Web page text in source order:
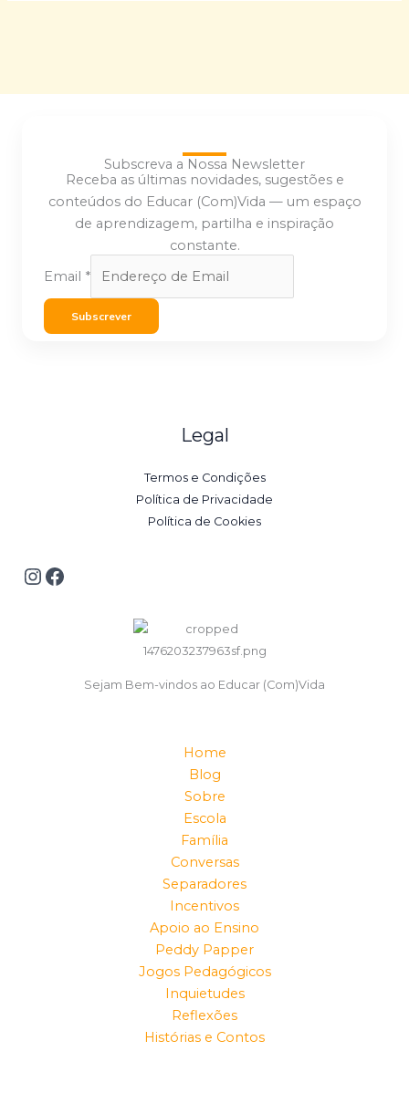
Subscreva a Nossa Newsletter
Receba as últimas novidades, sugestões e
conteúdos do Educar (Com)Vida — um espaço
de aprendizagem, partilha e inspiração
constante.
Email *
Subscrever
Legal
Termos e Condições
Política de Privacidade
Política de Cookies
Sejam Bem-vindos ao Educar (Com)Vida
Home
Blog
Sobre
Escola
Família
Conversas
Separadores
Incentivos
Apoio ao Ensino
Peddy Papper
Jogos Pedagógicos
Inquietudes
Reflexões
Histórias e Contos